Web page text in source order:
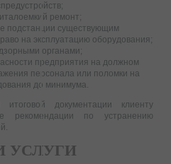
ремонт;
подстанции существующим
на эксплуатацию оборудования;
органами;
предприятия на должном
персонала или поломки на
до минимума.
документации клиенту
рекомендации по устранению
УСЛУГИ